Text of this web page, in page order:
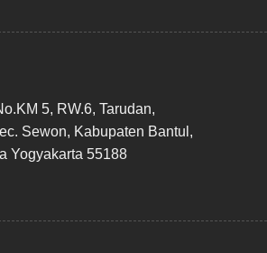
5, RW.6, Tarudan,
Sewon, Kabupaten Bantul,
Yogyakarta 55188